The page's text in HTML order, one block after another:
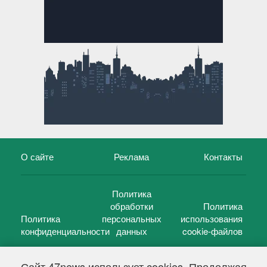
О сайте Реклама Контакты
Политика
конфиденциальности
Политика
обработки
персональных
данных
Политика
использования
cookie-файлов